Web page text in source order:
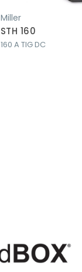
Miller
STH 160
160 A TIG DC